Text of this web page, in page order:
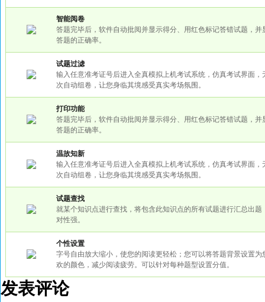
智能阅卷
答题完毕后，软件自动批阅并显示得分、用红色标记答错试题，并
答题的正确率。
试题过滤
输入任意准考证号后进入全真模拟上机考试系统，仿真考试界面，
次自动组卷，让您身临其境感受真实考场氛围。
打印功能
答题完毕后，软件自动批阅并显示得分、用红色标记答错试题，并
答题的正确率。
温故知新
输入任意准考证号后进入全真模拟上机考试系统，仿真考试界面，
次自动组卷，让您身临其境感受真实考场氛围。
试题查找
就某个知识点进行查找，将包含此知识点的所有试题进行汇总出题
对性强。
个性设置
字号自由放大缩小，使您的阅读更轻松；您可以将答题背景设置为
欢的颜色，减少阅读疲劳。可以针对每种题型设置分值。
发表评论